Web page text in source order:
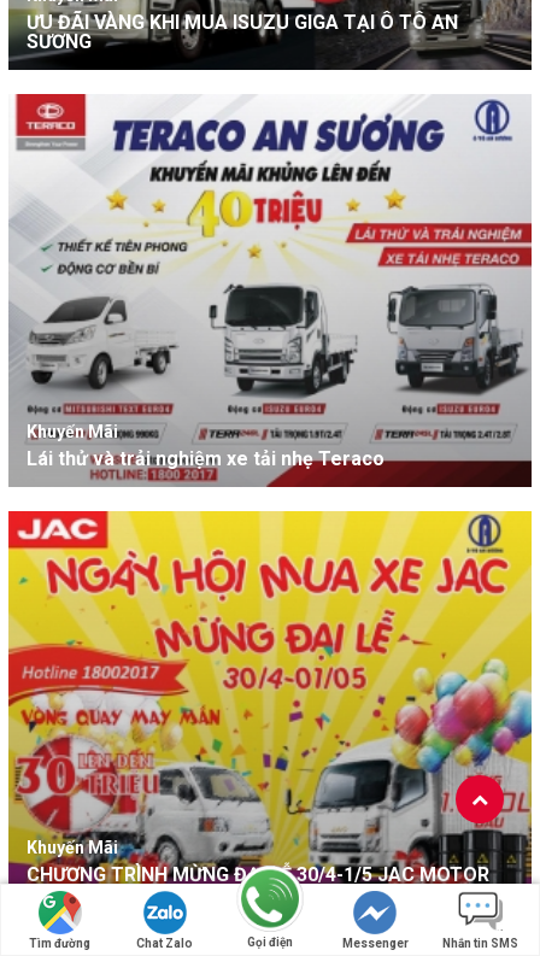
ƯU ĐÃI VÀNG KHI MUA ISUZU GIGA TẠI Ô TÔ AN
SƯƠNG
Khuyến Mãi
Lái thử và trải nghiệm xe tải nhẹ Teraco
Khuyến Mãi
CHƯƠNG TRÌNH MỪNG ĐẠI LỄ 30/4-1/5 JAC MOTOR
Tìm đường Chat Zalo Gọi điện Messenger Nhắn tin SMS